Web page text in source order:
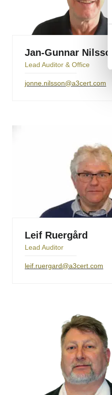
Jan-Gunnar Nilsson
Lead Auditor & Office
jonne.nilsson@a3cert.com
Leif Ruergård
Lead Auditor
leif.ruergard@a3cert.com